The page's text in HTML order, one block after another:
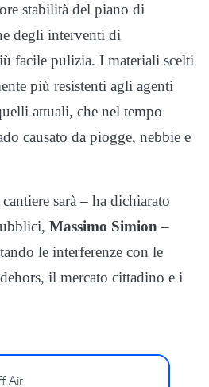
stabilità del piano di
degli interventi di
facile pulizia. I materiali scelti
più resistenti agli agenti
attuali, che nel tempo
causato da piogge, nebbie e
sarà – ha dichiarato
Massimo Simion–
le interferenze con le
il mercato cittadino e i